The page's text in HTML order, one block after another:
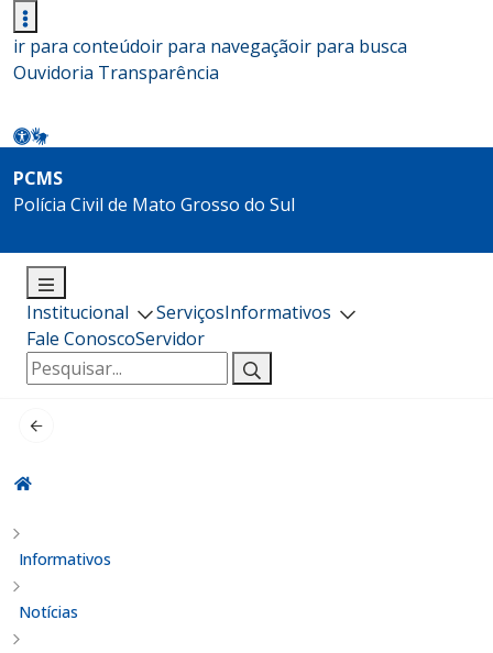
ir para conteúdoir para navegaçãoir para busca
Ouvidoria Transparência
PCMS
Polícia Civil de Mato Grosso do Sul
Institucional ServiçosInformativos
Fale ConoscoServidor
Pesquisar
por:
Informativos
Notícias